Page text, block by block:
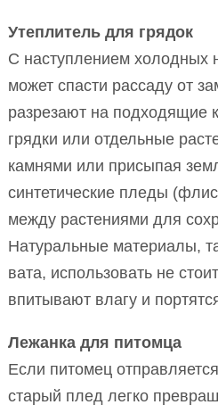
Утеплитель для грядок
С наступлением холодных
может спасти рассаду от
разрезают на подходящие
грядки или отдельные
камнями или присыпая
синтетические пледы
между растениями для
Натуральные материалы,
вата, использовать не
впитывают влагу и
Лежанка для питомца
Если питомец
старый плед легко